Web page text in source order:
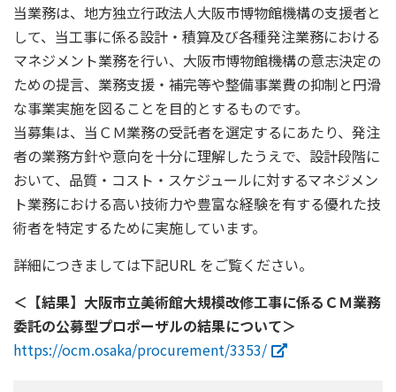
当業務は、地方独立行政法人大阪市博物館機構の支援者と
して、当工事に係る設計・積算及び各種発注業務における
マネジメント業務を行い、大阪市博物館機構の意志決定の
ための提言、業務支援・補完等や整備事業費の抑制と円滑
な事業実施を図ることを目的とするものです。
当募集は、当ＣＭ業務の受託者を選定するにあたり、発注
者の業務方針や意向を十分に理解したうえで、設計段階に
おいて、品質・コスト・スケジュールに対するマネジメン
ト業務における高い技術力や豊富な経験を有する優れた技
術者を特定するために実施しています。
詳細につきましては下記URL をご覧ください。
＜【結果】大阪市立美術館大規模改修工事に係るＣＭ業務
委託の公募型プロポーザルの結果について＞
https://ocm.osaka/procurement/3353/